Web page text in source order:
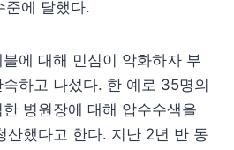
에 달했다.
에 대해 민심이 악화하자 부
하고 나섰다. 한 예로 35명의
병원장에 대해 압수수색을
산했다고 한다. 지난 2년 반 동